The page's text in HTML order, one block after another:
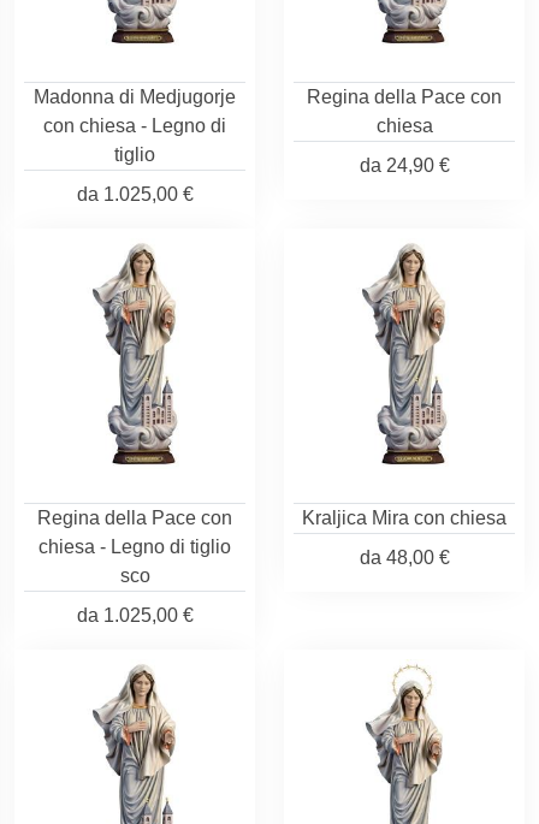
Madonna di Medjugorje
con chiesa - Legno di
tiglio
da 1.025,00 €
Regina della Pace con
chiesa
da 24,90 €
Regina della Pace con
chiesa - Legno di tiglio
sco
da 1.025,00 €
Kraljica Mira con chiesa
da 48,00 €